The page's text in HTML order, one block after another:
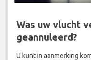
Was uw vlucht
geannuleerd?
U kunt in aanmerking